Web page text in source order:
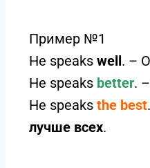
Пример №1
He speaks well. –
He speaks better.
He speaks the best
лучше всех.